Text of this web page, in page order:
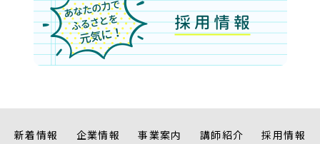
新着情報 企業情報 事業案内 講師紹介 採用情報